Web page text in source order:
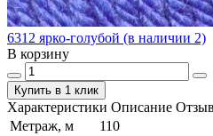
6312 ярко-голубой (в наличии 2)
В корзину
Купить в 1 клик
Характеристики Описание
Метраж, м
110